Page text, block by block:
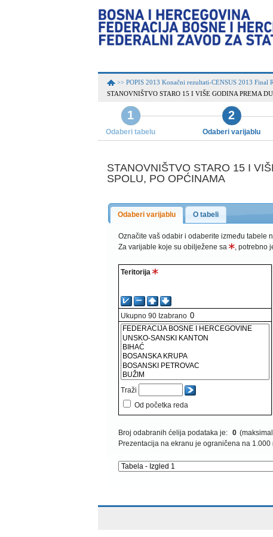
>> POPIS 2013 Konačni rezultati-CENSUS 2013 Final
STANOVNIŠTVO STARO 15 I VIŠE GODINA PREMA
1
Odaberi tabelu
2
Odaberi varijablu
STANOVNIŠTVO STARO 15 I
SPOLU, PO OPĆINAMA
Odaberi varijablu O tabeli
Označite vaš odabir i odaberite između tabele
Za varijable koje su obilježene sa
, potrebno
Teritorija
Ukupno 90 Izabrano
Traži
Od početka reda
Broj odabranih ćelija podataka je: 0
Prezentacija na ekranu je ograničena na